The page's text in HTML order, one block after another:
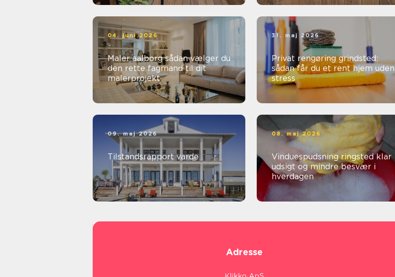
04. juni 2026
Maler aalborg sådan vælger du
den rette fagmand til dit
malerprojekt
31. maj 2026
Privat rengøring grindsted:
sådan får du et rent hjem uden
stress
09. maj 2026
Tilstandsrapport varde
08. maj 2026
Vinduespudsning ringsted klar
udsigt og mindre besvær i
hverdagen
Adresse